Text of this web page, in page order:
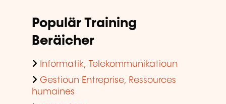
Populär Training
Beräicher
Informatik, Telekommunikatioun
Gestioun Entreprise, Ressources
humaines